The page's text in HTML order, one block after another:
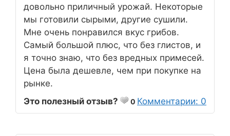
довольно приличный урожай. Некоторые
мы готовили сырыми, другие сушили.
Мне очень понравился вкус грибов.
Самый большой плюс, что без глистов, и
я точно знаю, что без вредных примесей.
Цена была дешевле, чем при покупке на
рынке.
Это полезный отзыв?
0 Комментарии: 0